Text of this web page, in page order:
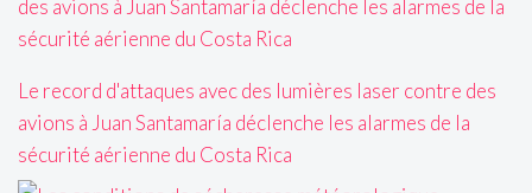
Le record d'attaques avec des lumières laser contre des
avions à Juan Santamaría déclenche les alarmes de la
sécurité aérienne du Costa Rica